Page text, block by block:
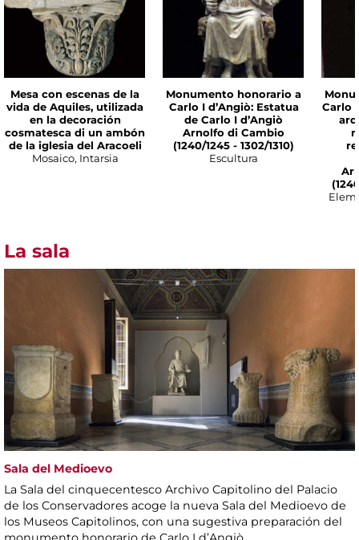
Mesa con escenas de la
vida de Aquiles, utilizada
en la decoración
cosmatesca di un ambón
de la iglesia del Aracoeli
Mosaico, Intarsia
Monumento honorario a
Carlo I d’Angiò: Estatua
de Carlo I d’Angiò
Arnolfo di Cambio
(1240/1245 - 1302/1310)
Escultura
Carlo
La sala
Sala del Medioevo
La Sala del cinquecentesco Archivo Capitolino del Palacio
de los Conservadores acoge la nueva Sala del Medioevo de
los Museos Capitolinos, con una sugestiva preparación del